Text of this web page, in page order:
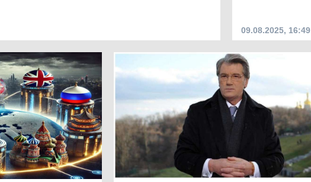
09.08.2025, 16:49